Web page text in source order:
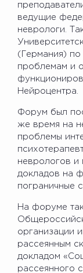
ведущие
неврологи.
(Германия) по
проблемам и
Нейроцентра.
Форум был
же время на
проблемы
неврологов и
докладов на
пограничные
На форуме
организации
рассеянным
докладом
рассеянного